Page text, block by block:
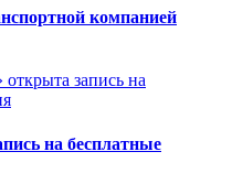
компанией
на бесплатные